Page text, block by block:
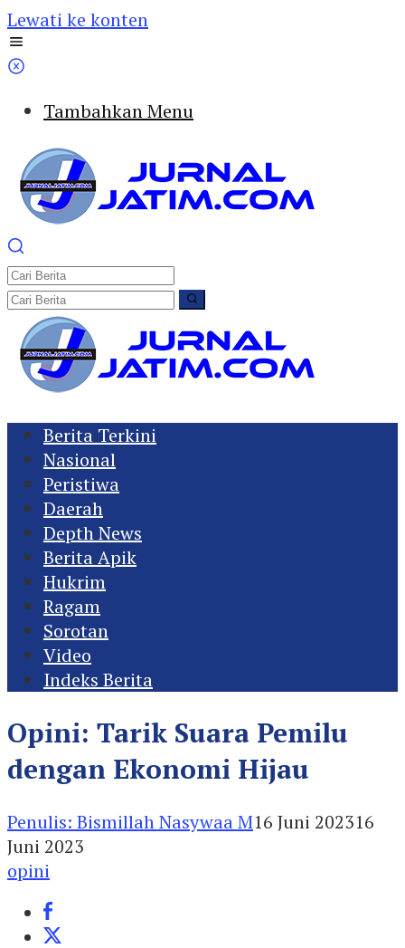
Lewati ke konten
Tambahkan Menu
Berita Terkini
Nasional
Peristiwa
Daerah
Depth News
Berita Apik
Hukrim
Ragam
Sorotan
Video
Indeks Berita
Opini: Tarik Suara Pemilu
dengan Ekonomi Hijau
Penulis: Bismillah Nasywaa M16 Juni 202316
Juni 2023
opini